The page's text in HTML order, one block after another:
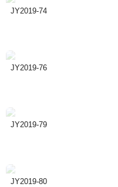
JY2019-74
JY2019-76
JY2019-79
JY2019-80